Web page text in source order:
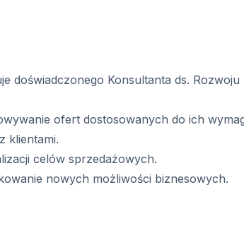
doświadczonego Konsultanta ds.
ofert dostosowanych do ich
klientami.
celów sprzedażowych.
nowych możliwości biznesowych.